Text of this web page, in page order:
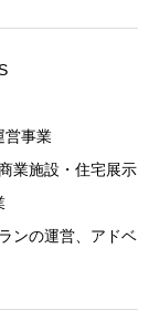
営事業
業施設・住宅展示
ンの運営、アドベ